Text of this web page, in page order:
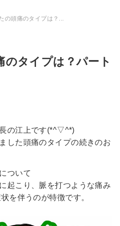
の頭痛のタイプは？...
のタイプは？パート
の江上です(*^▽^*)
した頭痛のタイプの続きのお
ついて
起こり、脈を打つような痛み
を伴うのが特徴です。